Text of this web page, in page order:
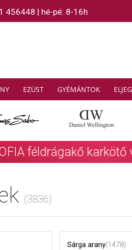
456448 | hé-pé: 8-16h
EZÜST GYÉMÁNTOK
SABO: Gyűjtsön és
(3836)
Sárga arany(1478)